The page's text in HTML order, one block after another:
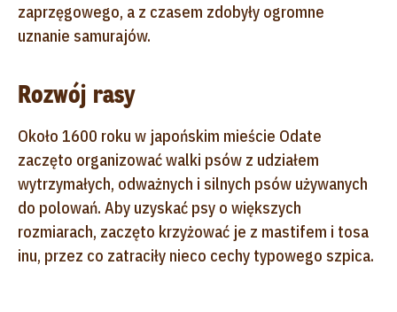
zaprzęgowego, a z czasem zdobyły ogromne
uznanie samurajów.
Rozwój rasy
Około 1600 roku w japońskim mieście Odate
zaczęto organizować walki psów z udziałem
wytrzymałych, odważnych i silnych psów używanych
do polowań. Aby uzyskać psy o większych
rozmiarach, zaczęto krzyżować je z mastifem i tosa
inu, przez co zatraciły nieco cechy typowego szpica.